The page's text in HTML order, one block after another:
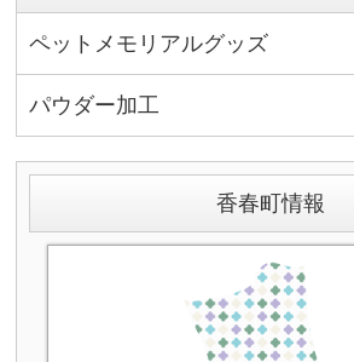
ペットメモリアルグッズ
パウダー加工
香春町情報